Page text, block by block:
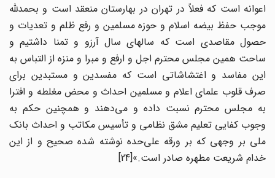
اعوانه است که فعلاً در تهران در بهارستان منعقد است و بحمدلله
موجب حفظ بیضه اسلام و حوزه مسلمین و رفع ظلم و تعدیات و
حصول مقاصدی است که سالهای سال آرزو و تمنا داشتیم و
ساحت همین مجلس محترم اجل و ارفع و مبرا و منزه از التباس به
این مفاسد و اغتشاشاتی است که مفسدین و مستبدین برای
صرف قلوب علمای اعلام و مسلمین احداث و محض مغلطه و افترا
به مجلس محترم نسبت داده و می‌دهند و همچنین حکم به
وجوب کفایی تعلیم مشق نظامی و تأسیس مکاتب و احداث بانک
ملی بر وجهی که بر ورقه علی‌حده نوشته شده صحیح و از این
خدام شریعت مطهره صادر است.»[24]